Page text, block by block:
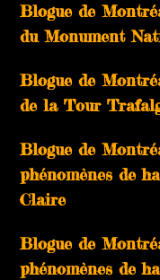
Blogue de
du Monument
Blogue de
de la Tour
Blogue de
phénomènes de
Claire
Blogue de
phénomènes de